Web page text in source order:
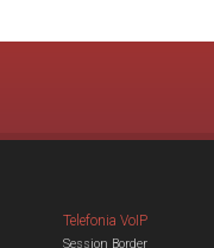
Telefonia VoIP
Session Border